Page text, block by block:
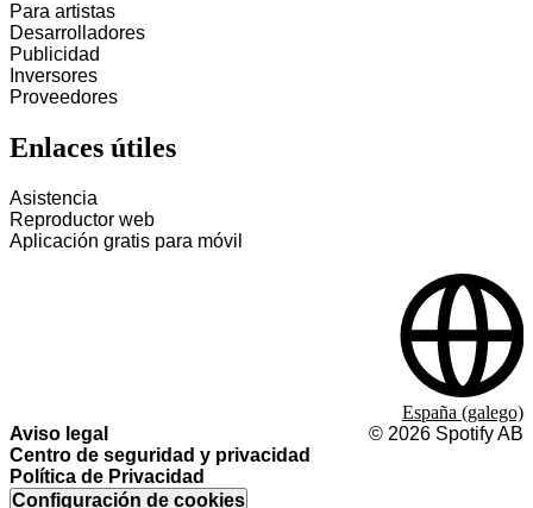
Para artistas
Desarrolladores
Publicidad
Inversores
Proveedores
Enlaces útiles
Asistencia
Reproductor web
Aplicación gratis para móvil
Aviso legal
Centro de seguridad y privacidad
Política de Privacidad
Configuración de cookies
© 2026 Spotify AB
España (galego)